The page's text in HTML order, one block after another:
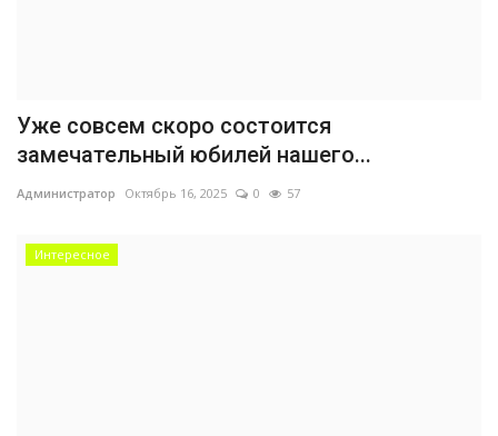
Уже совсем скоро состоится
замечательный юбилей нашего...
Администратор Октябрь 16, 2025 0 57
Интересное